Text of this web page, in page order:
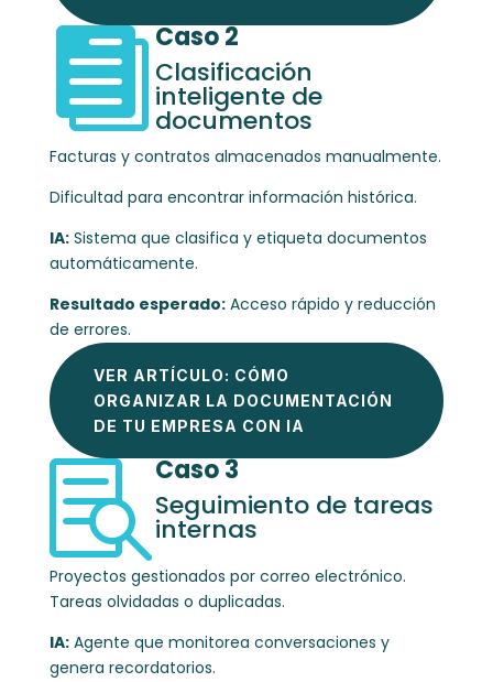
Caso 2
Clasificación
inteligente de
documentos
Facturas y contratos almacenados manualmente.
Dificultad para encontrar información histórica.
IA:Sistema que clasifica y etiqueta documentos
automáticamente.
Resultado esperado:Acceso rápido y reducción
de errores.
VER ARTÍCULO: CÓMO
ORGANIZAR LA DOCUMENTACIÓN
DE TU EMPRESA CON IA
 Caso 3
Seguimiento de tareas
internas
Proyectos gestionados por correo electrónico.
Tareas olvidadas o duplicadas.
IA:Agente que monitorea conversaciones y
genera recordatorios.